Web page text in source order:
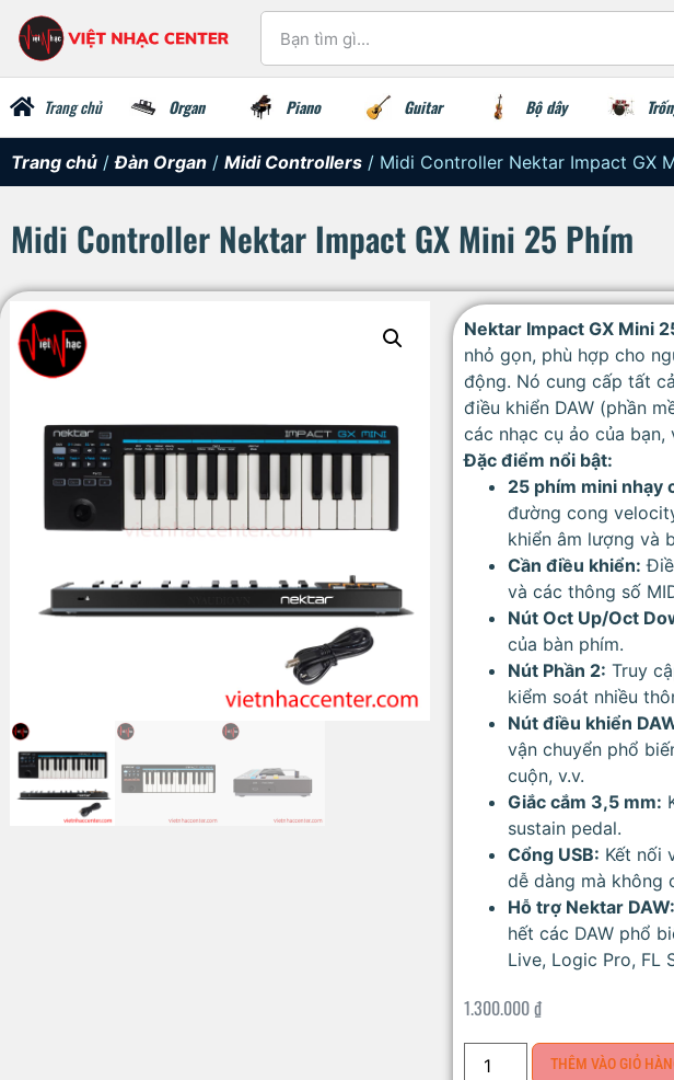
Trang chủ Organ Piano Guitar Bộ dây
Trang chủ /Đàn Organ / Midi Controllers / Midi Controller Nektar Impact GX
Midi Controller Nektar Impact GX Mini 25 Phím
Nektar Impact GX Mini
nhỏ gọn, phù hợp cho
động. Nó cung cấp tất
điều khiển DAW (phần
các nhạc cụ ảo của
Đặc điểm nổi bật:
25 phím mini nhạy
đường cong
khiển âm lượng và
Cần điều khiển:
và các thông số
Nút Oct Up/Oct
của bàn phím.
Nút Phần 2: Truy
kiểm soát nhiều
Nút điều khiển
vận chuyển phổ
cuộn, v.v.
Giắc cắm 3,5 mm:
sustain pedal.
Cổng USB: Kết nối
dễ dàng mà không
Hỗ trợ Nektar DAW:
hết các DAW phổ
Live, Logic Pro, FL
1.300.000₫
THÊM VÀO GIỎ